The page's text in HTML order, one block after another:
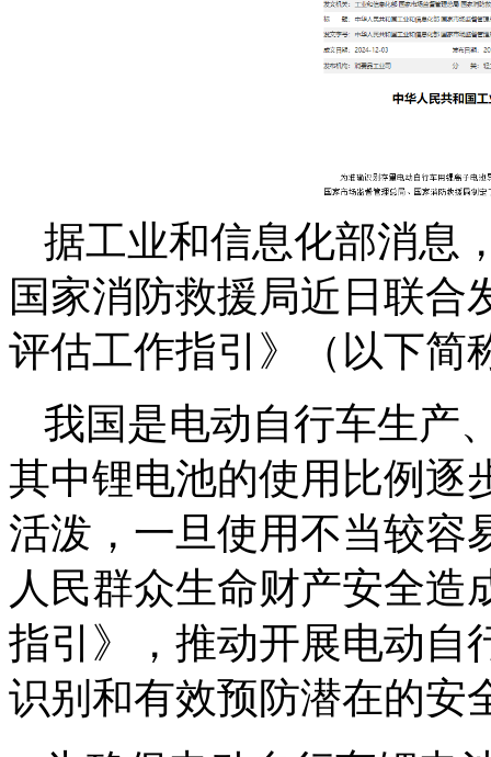
据工业和信息化部消息
国家消防救援局近日联合
评估工作指引》（以下简
我国是电动自行车生产
其中锂电池的使用比例逐
活泼，一旦使用不当较容
人民群众生命财产安全造
指引》，推动开展电动自
识别和有效预防潜在的安